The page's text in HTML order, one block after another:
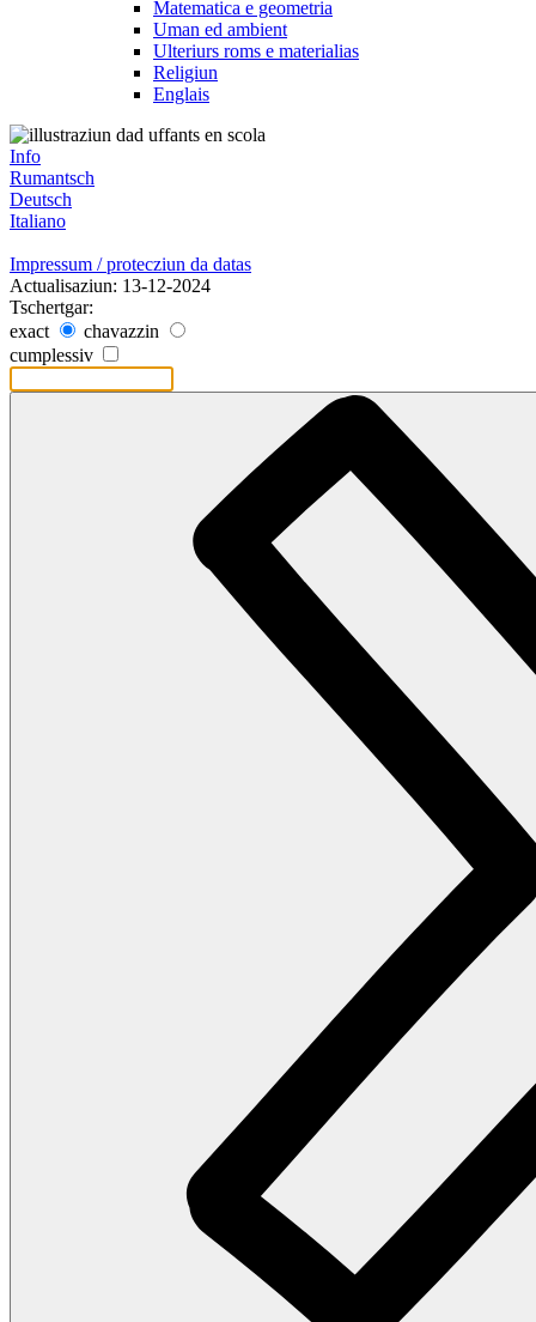
Matematica e geometria
Uman ed ambient
Ulteriurs roms e materialias
Religiun
Englais
Info
Rumantsch
Deutsch
Italiano
Impressum / protecziun da datas
Actualisaziun: 13-12-2024
Tschertgar:
exact
chavazzin
cumplessiv